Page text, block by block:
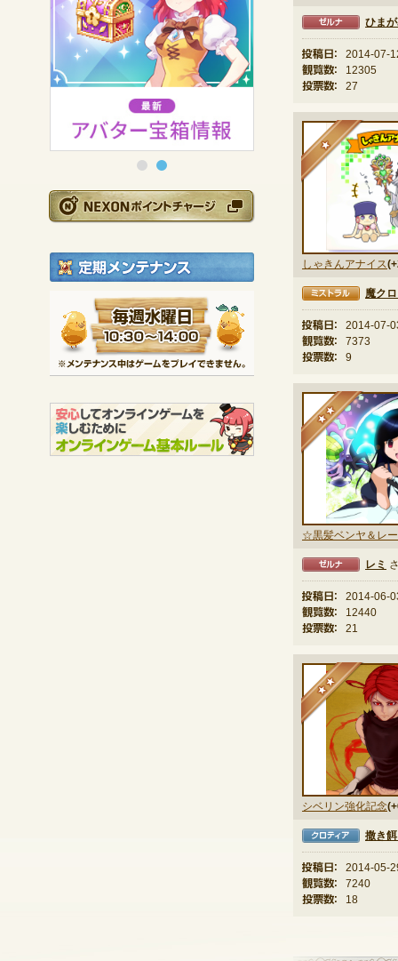
NEXONポイントチ
定期メンテナンス
毎週水曜日 10:30
※メンテナンス中は
ゼルナ ひま
投稿日：
2014-07-
観覧数：
12305
投票数：
27
しゃきんアナイス
★
魔ク
投稿日：
2014-07-
観覧数：
7373
投票数：
9
☆黒髪ベンヤ＆レ
★★
レミ
投稿日：
2014-06-
観覧数：
12440
投票数：
21
シベリン強化記念
★★
撒き
投稿日：
2014-05-
観覧数：
7240
投票数：
18